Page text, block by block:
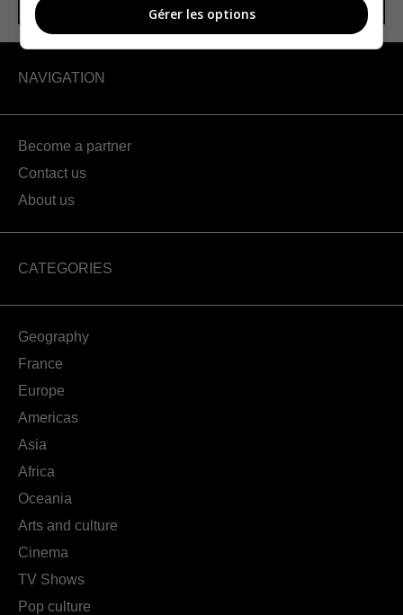
NAVIGATION
Become a partner
Contact us
About us
CATEGORIES
Geography
France
Europe
Americas
Asia
Africa
Oceania
Arts and culture
Cinema
TV Shows
Pop culture
Gérer les options